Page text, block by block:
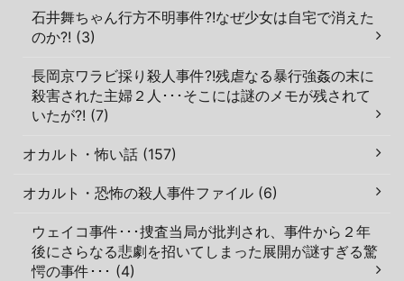
石井舞ちゃん行方不明事件?!なぜ少女は自宅で消えた
のか?! (3)
長岡京ワラビ採り殺人事件?!残虐なる暴行強姦の末に
殺害された主婦２人･･･そこには謎のメモが残されて
いたが?! (7)
オカルト・怖い話 (157)
オカルト・恐怖の殺人事件ファイル (6)
ウェイコ事件･･･捜査当局が批判され、事件から２年
後にさらなる悲劇を招いてしまった展開が謎すぎる驚
愕の事件･･･ (4)